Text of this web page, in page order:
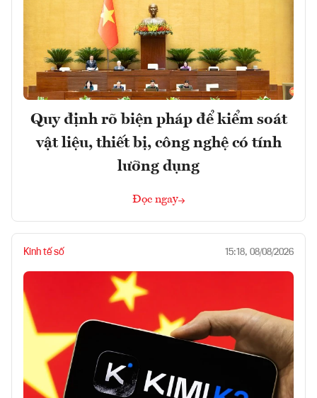
Quy định rõ biện pháp để kiểm soát
vật liệu, thiết bị, công nghệ có tính
lưỡng dụng
Đọc ngay
Kinh tế số 15:18, 08/08/2026